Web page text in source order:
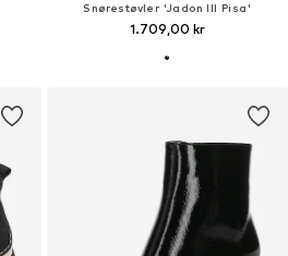
Snørestøvler 'Jadon III Pisa'
1.709,00 kr